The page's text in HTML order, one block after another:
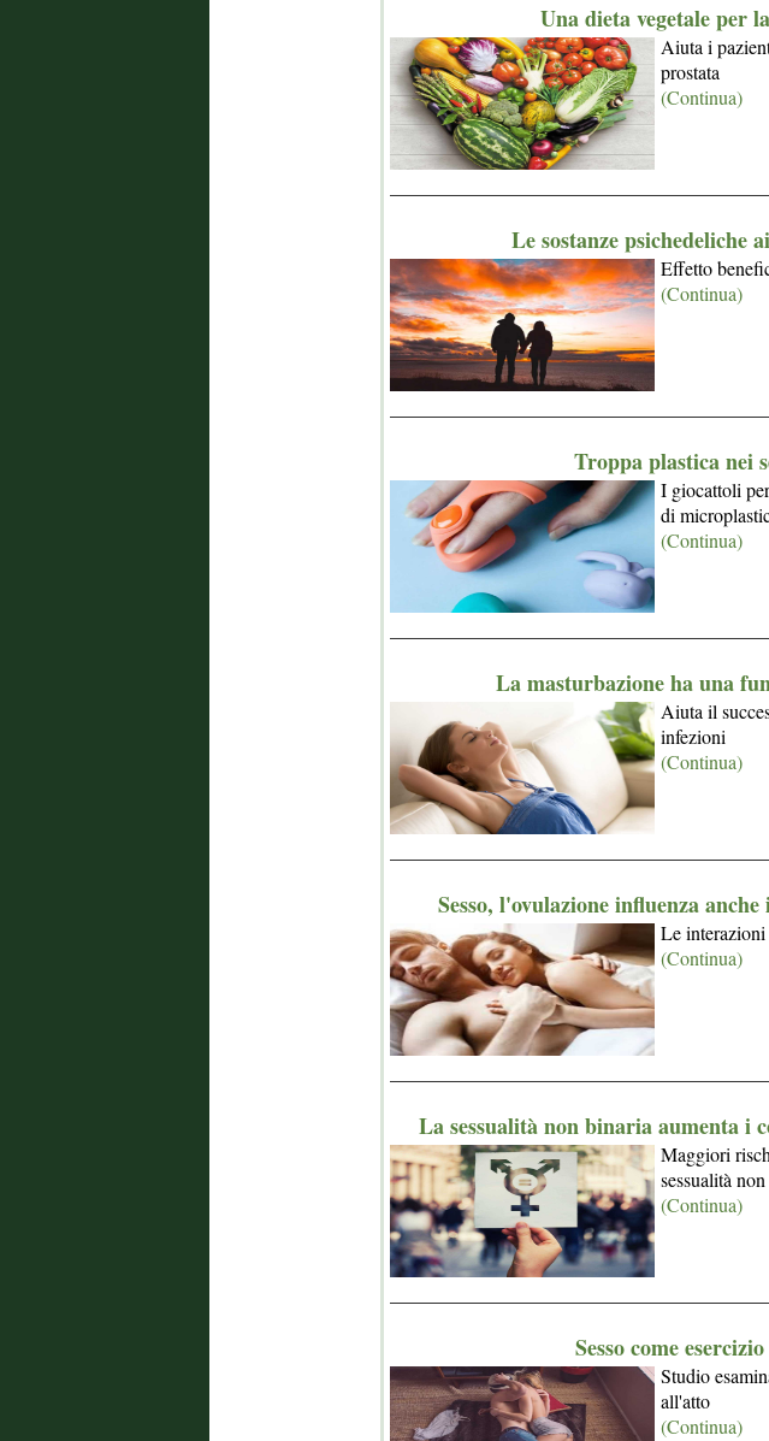
Una dieta vegetale per
Aiuta i
prostata
(Continua)
Le sostanze psichedeliche
Effetto
(Continua)
Troppa plastica nei
I giocattoli
di
(Continua)
La masturbazione ha una
Aiuta il
infezioni
(Continua)
Sesso, l'ovulazione influenza
Le
(Continua)
La sessualità non binaria aumenta i
Maggiori
sessualità
(Continua)
Sesso come
Studio
all'atto
(Continua)